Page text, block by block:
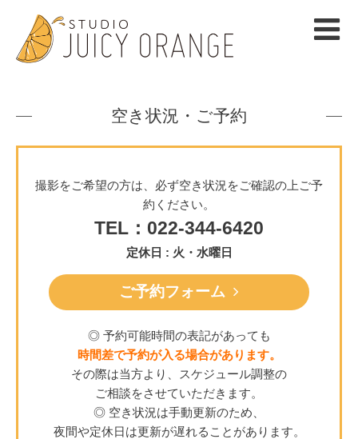
空き状況・ご予約
撮影をご希望の方は、必ず空き状況をご確認の上ご予
約ください。
TEL：022-344-6420
定休日 : 火・水曜日
ご予約フォーム
◎ 予約可能時間の表記があっても
時間差で予約が入る場合があります。
その際は当方より、スケジュール調整の
ご相談をさせていただきます。
◎ 空き状況は手動更新のため、
夜間や定休日は更新が遅れることがあります。